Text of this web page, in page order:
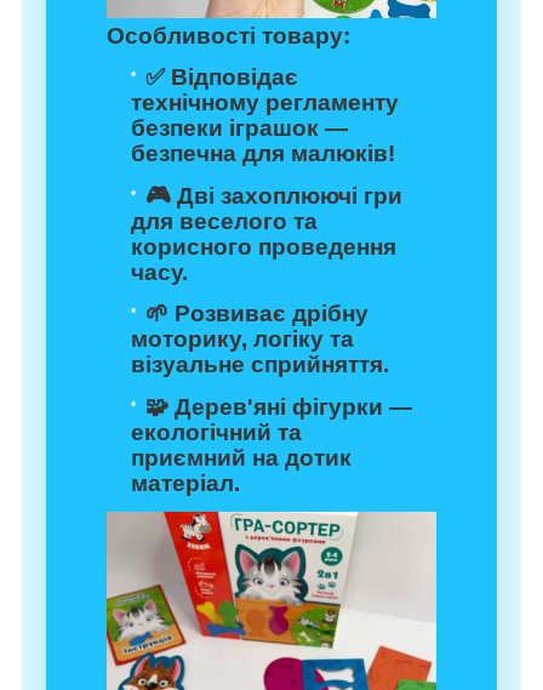
Особливості товару:
✅ Відповідає
технічному регламенту
безпеки іграшок —
безпечна для малюків!
🎮 Дві захоплюючі гри
для веселого та
корисного проведення
часу.
🌱 Розвиває дрібну
моторику, логіку та
візуальне сприйняття.
🧩 Дерев'яні фігурки —
екологічний та
приємний на дотик
матеріал.